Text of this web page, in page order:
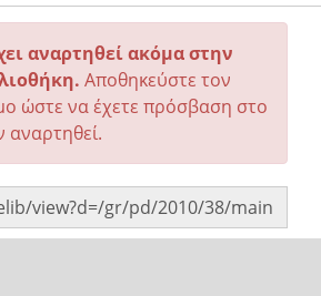
αναρτηθεί ακόμα στην
Αποθηκεύστε τον
ώστε να έχετε πρόσβαση στο